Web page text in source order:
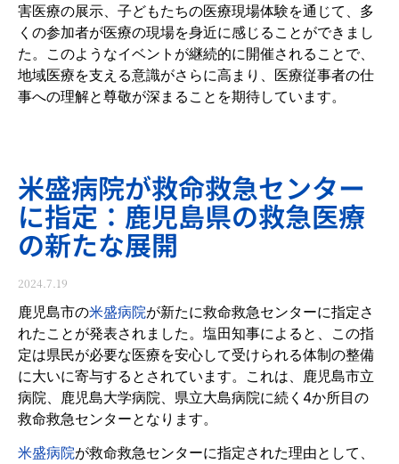
害医療の展示、子どもたちの医療現場体験を通じて、多
くの参加者が医療の現場を身近に感じることができまし
た。このようなイベントが継続的に開催されることで、
地域医療を支える意識がさらに高まり、医療従事者の仕
事への理解と尊敬が深まることを期待しています。
米盛病院が救命救急センター
に指定：鹿児島県の救急医療
の新たな展開
2024.7.19
鹿児島市の米盛病院が新たに救命救急センターに指定さ
れたことが発表されました。塩田知事によると、この指
定は県民が必要な医療を安心して受けられる体制の整備
に大いに寄与するとされています。これは、鹿児島市立
病院、鹿児島大学病院、県立大島病院に続く4か所目の
救命救急センターとなります。
米盛病院が救命救急センターに指定された理由として、